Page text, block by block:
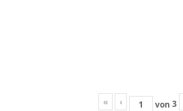
« ‹ von 3